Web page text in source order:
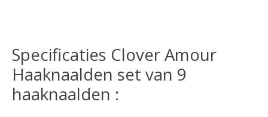
Specificaties Clover Amour
Haaknaalden set van 9
haaknaalden :